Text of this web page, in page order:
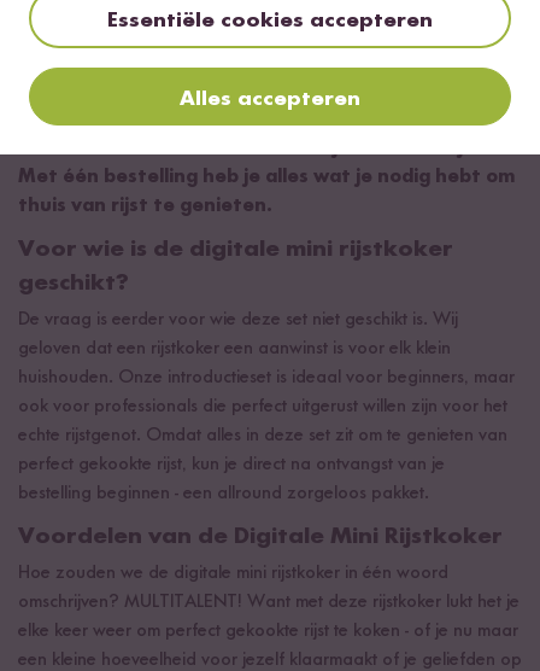
Een overzicht
Reishunger-harten een beetje sneller kloppen. Je
vindt hier niet alleen onze digitale mini rijstkoker,
Met één bestelling heb je alles wat je nodig hebt om
thuis van rijst te genieten.
Voor wie is de digitale mini rijstkoker
geschikt?
De vraag is eerder voor wie deze set niet geschikt is. Wij
geloven dat een rijstkoker een aanwinst is voor elk klein
huishouden. Onze introductieset is ideaal voor beginners, maar
ook voor professionals die perfect uitgerust willen zijn voor het
echte rijstgenot. Omdat alles in deze set zit om te genieten van
perfect gekookte rijst, kun je direct na ontvangst van je
bestelling beginnen - een allround zorgeloos pakket.
Voordelen van de Digitale Mini Rijstkoker
Hoe zouden we de digitale mini rijstkoker in één woord
omschrijven? MULTITALENT! Want met deze rijstkoker lukt het je
elke keer weer om perfect gekookte rijst te koken - of je nu maar
een kleine hoeveelheid voor jezelf klaarmaakt of je geliefden op
Essentiële cookies accepteren
Alles accepteren